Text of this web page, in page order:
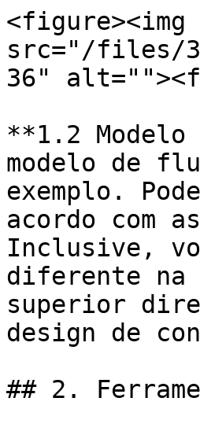
<figure><img
src="/files/
36"
**1.2
modelo de
exemplo.
acordo com
Inclusive,
diferente na
superior
design de
## 2.